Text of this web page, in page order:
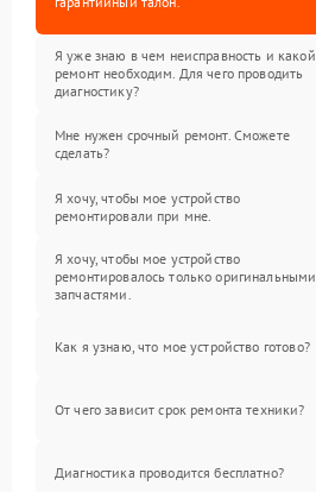
Я уже знаю в чем неисправность и какой
ремонт необходим. Для чего проводить
диагностику?
Мне нужен срочный ремонт. Сможете
сделать?
Я хочу, чтобы мое устройство
ремонтировали при мне.
Я хочу, чтобы мое устройство
ремонтировалось только оригинальными
запчастями.
Как я узнаю, что мое устройство готово?
От чего зависит срок ремонта техники?
Диагностика проводится бесплатно?